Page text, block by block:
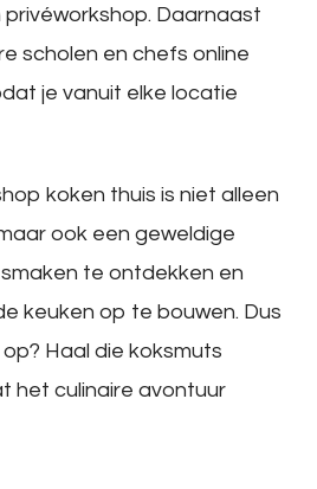
Daarnaast
scholen en chefs online
je vanuit elke locatie
koken thuis is niet alleen
ook een geweldige
te ontdekken en
keuken op te bouwen. Dus
Haal die koksmuts
het culinaire avontuur